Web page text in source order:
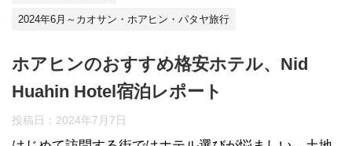
2024年6月～カオサン・ホアヒン・パタヤ旅行
ホアヒンのおすすめ格安ホテル、Nid
Huahin Hotel宿泊レポート
投稿日： 2024年7月7日